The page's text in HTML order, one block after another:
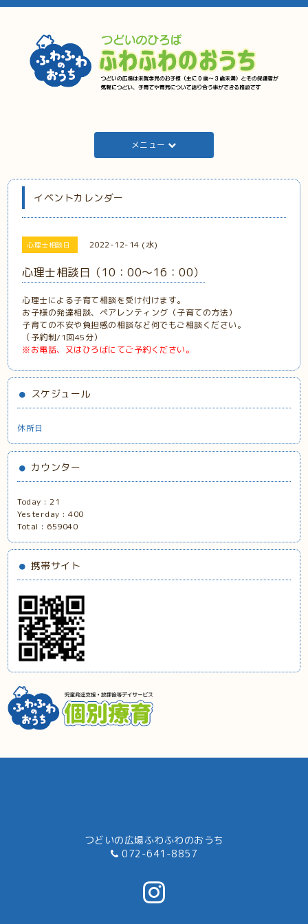
メニュー
イベントカレンダー
心理士相談日 2022-12-14 (水)
心理士相談日（10：00～16：00）
心理士による子育て相談を受け付けます。
お子様の発達相談、ペアレンティング（子育ての方法）
子育ての不安や負担感の相談など何でもご相談ください。
（予約制/1回45分）
※お電話、又はひろばにてご予約ください。
スケジュール
休所日
カウンター
Today :21
Yesterday :400
Total : 659040
携帯サイト
つどいの広場ふわふわのおうち
072-641-8857